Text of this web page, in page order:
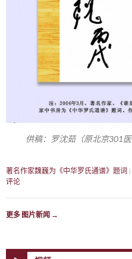
供稿：罗沈茹（原北京301
著名作家魏巍为《中华罗氏通谱》题词
评论
更多 图片新闻 →